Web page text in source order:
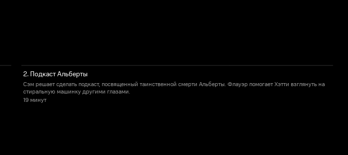
2. Подкаст Альберты
Сэм решает сделать подкаст, посвященный таинственной смерти Альберты. Флауэр помогает Хэтти взглянуть на
стиральную машинку другими глазами.
19 минут